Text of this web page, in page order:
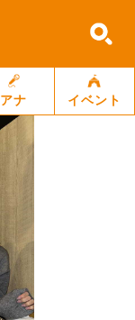
アナ イベント